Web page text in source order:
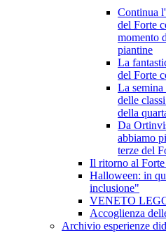
Continua
del Forte
momento
piantine
La
del Forte
La semina
delle
della
Da
abbiamo
terze del
Il ritorno al
Halloween: in
inclusione"
VENETO
Accoglienza
Archivio esperienze